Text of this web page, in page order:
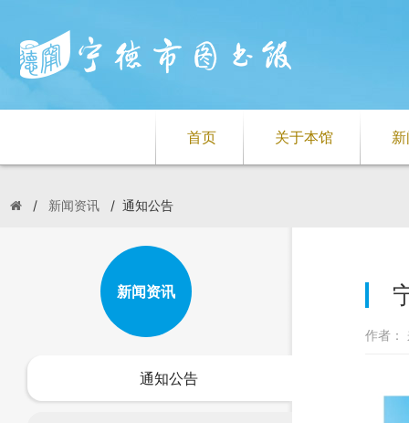
首页 关于本馆
/ 新闻资讯 / 通知公告
新闻资讯
通知公告
作者：